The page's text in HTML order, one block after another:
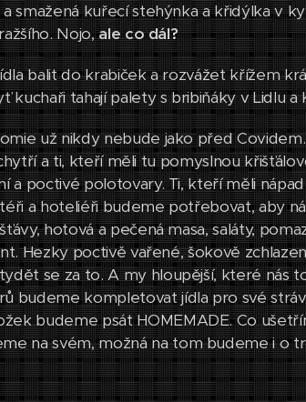
smažená kuřecí stehýnka a křidýlka v
Nojo,ale co dál?
balit do krabiček a rozvážet křížem
tahají palety s bribiňáky v Lidlu a
už nikdy nebude jako před
a ti, kteří měli tu pomyslnou
a poctivé polotovary. Ti, kteří měli
a hoteliéři budeme potřebovat, aby
hotová a pečená masa, saláty,
Hezky poctivě vařené, šokově
se za to. A my hloupější, které nás
budeme kompletovat jídla pro své
budeme psát HOMEMADE. Co
na svém, možná na tom budeme i o